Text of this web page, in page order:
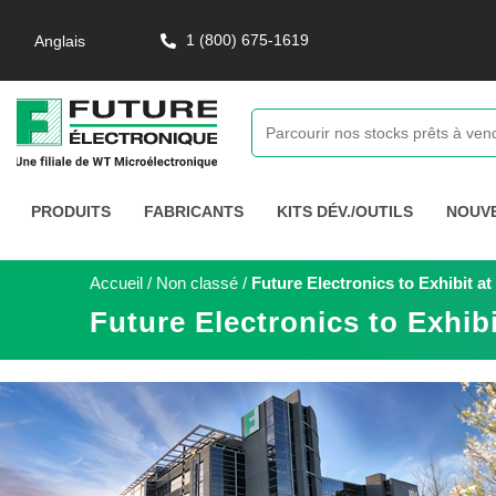
Anglais 1 (800) 675-1619
PRODUITS FABRICANTS KITS DÉV./OUTILS
Accueil / Non classé / Future Electronics to Exhibit
Future Electronics to